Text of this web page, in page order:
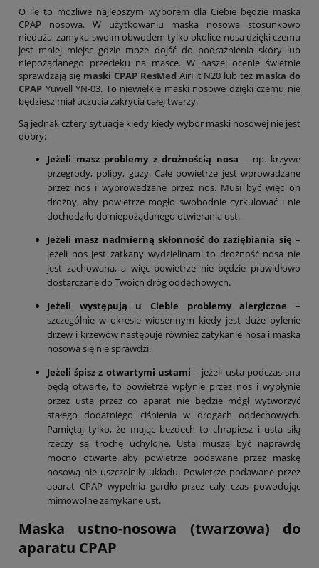
O ile to możliwe najlepszym wyborem dla Ciebie będzie maska
CPAP nosowa. W użytkowaniu maska nosowa stosunkowo
nieduża, zamyka swoim obwodem tylko okolice nosa dzięki czemu
jest mniej miejsc gdzie może dojść do podrażnienia skóry lub
niepożądanego przecieku na masce. W naszej ocenie świetnie
sprawdzają się maski CPAP ResMed AirFit N20 lub też maska do
CPAP Yuwell YN-03. To niewielkie maski nosowe dzięki czemu nie
będziesz miał uczucia zakrycia całej twarzy.
Są jednak cztery sytuacje kiedy kiedy wybór maski nosowej nie jest
dobry:
Jeżeli masz problemy z drożnością nosa – np. krzywe
przegrody, polipy, guzy. Całe powietrze jest wprowadzane
przez nos i wyprowadzane przez nos. Musi być więc on
drożny, aby powietrze mogło swobodnie cyrkulować i nie
dochodziło do niepożądanego otwierania ust.
Jeżeli masz nadmierną skłonność do zaziębiania się –
jeżeli nos jest zatkany wydzielinami to drożność nosa nie
jest zachowana, a więc powietrze nie będzie prawidłowo
dostarczane do Twoich dróg oddechowych.
Jeżeli występują u Ciebie problemy alergiczne –
szczególnie w okresie wiosennym kiedy jest duże pylenie
drzew i krzewów następuje również zatykanie nosa i maska
nosowa się nie sprawdzi.
Jeżeli śpisz z otwartymi ustami – jeżeli usta podczas snu
będą otwarte, to powietrze wpłynie przez nos i wypłynie
przez usta przez co aparat nie będzie mógł wytworzyć
stałego dodatniego ciśnienia w drogach oddechowych.
Pamiętaj tylko, że mając bezdech to chrapiesz i usta siłą
rzeczy są trochę uchylone. Usta muszą być naprawdę
mocno otwarte aby powietrze podawane przez maskę
nosową nie uszczelniły układu. Powietrze podawane przez
aparat CPAP wypełnia gardło przez cały czas powodując
mimowolne zamykane ust.
Maska ustno-nosowa (twarzowa) do
aparatu CPAP